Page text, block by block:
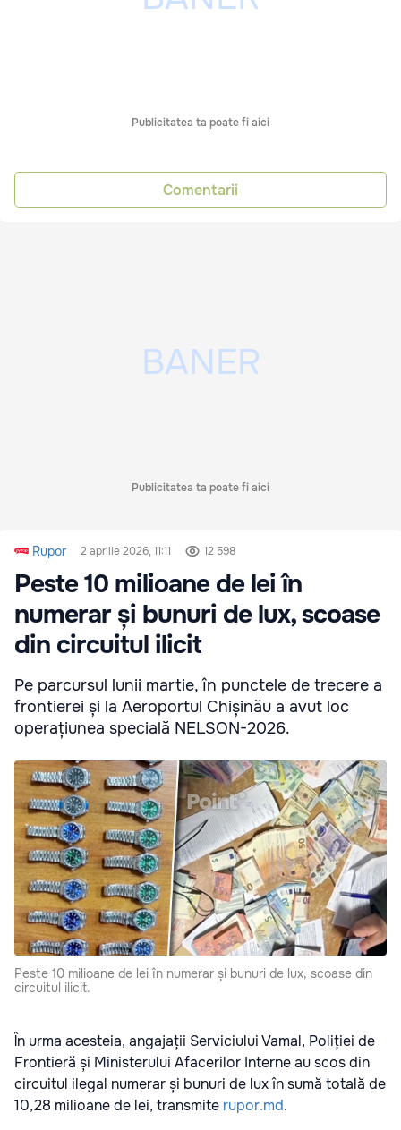
Publicitatea ta poate fi aici
Comentarii
Publicitatea ta poate fi aici
Rupor 2 aprilie 2026, 11:11 12 598
Peste 10 milioane de lei în
numerar și bunuri de lux, scoase
din circuitul ilicit
Pe parcursul lunii martie, în punctele de trecere a
frontierei și la Aeroportul Chișinău a avut loc
operațiunea specială NELSON-2026.
Peste 10 milioane de lei în numerar și bunuri de lux, scoase din
circuitul ilicit.
În urma acesteia, angajații Serviciului Vamal, Poliției de
Frontieră și Ministerului Afacerilor Interne au scos din
circuitul ilegal numerar și bunuri de lux în sumă totală de
10,28 milioane de lei, transmite rupor.md.